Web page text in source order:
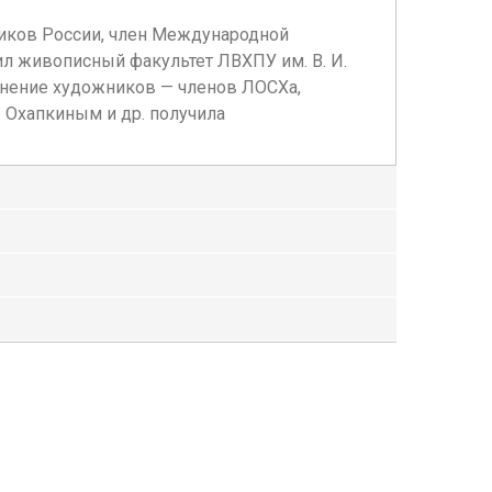
России, член Международной
живописный факультет ЛВХПУ им. В. И.
художников — членов ЛОСХа,
и др. получила